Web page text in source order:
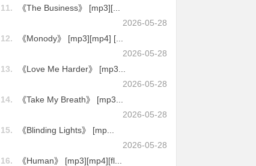
11.
《The Business》 [mp3][...
2026-05-28
12.
《Monody》 [mp3][mp4] [...
2026-05-28
13.
《Love Me Harder》 [mp3...
2026-05-28
14.
《Take My Breath》 [mp3...
2026-05-28
15.
《Blinding Lights》 [mp...
2026-05-28
16.
《Human》 [mp3][mp4][fl...